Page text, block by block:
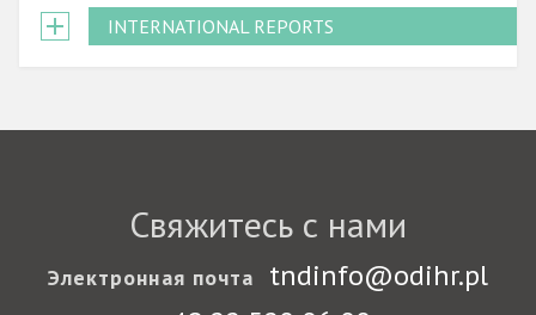
INTERNATIONAL REPORTS
Свяжитесь с нами
Электронная почта tndinfo@odihr.pl